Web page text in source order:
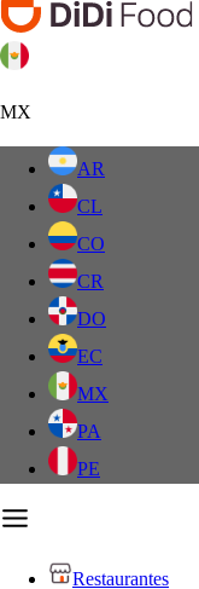
MX
AR
CL
CO
CR
DO
EC
MX
PA
PE
Restaurantes